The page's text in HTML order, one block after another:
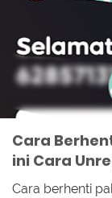
Cara
ini Cara
Cara berhenti